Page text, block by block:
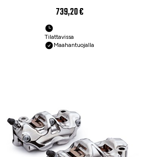
739,20 €
Tilattavissa
Maahantuojalla